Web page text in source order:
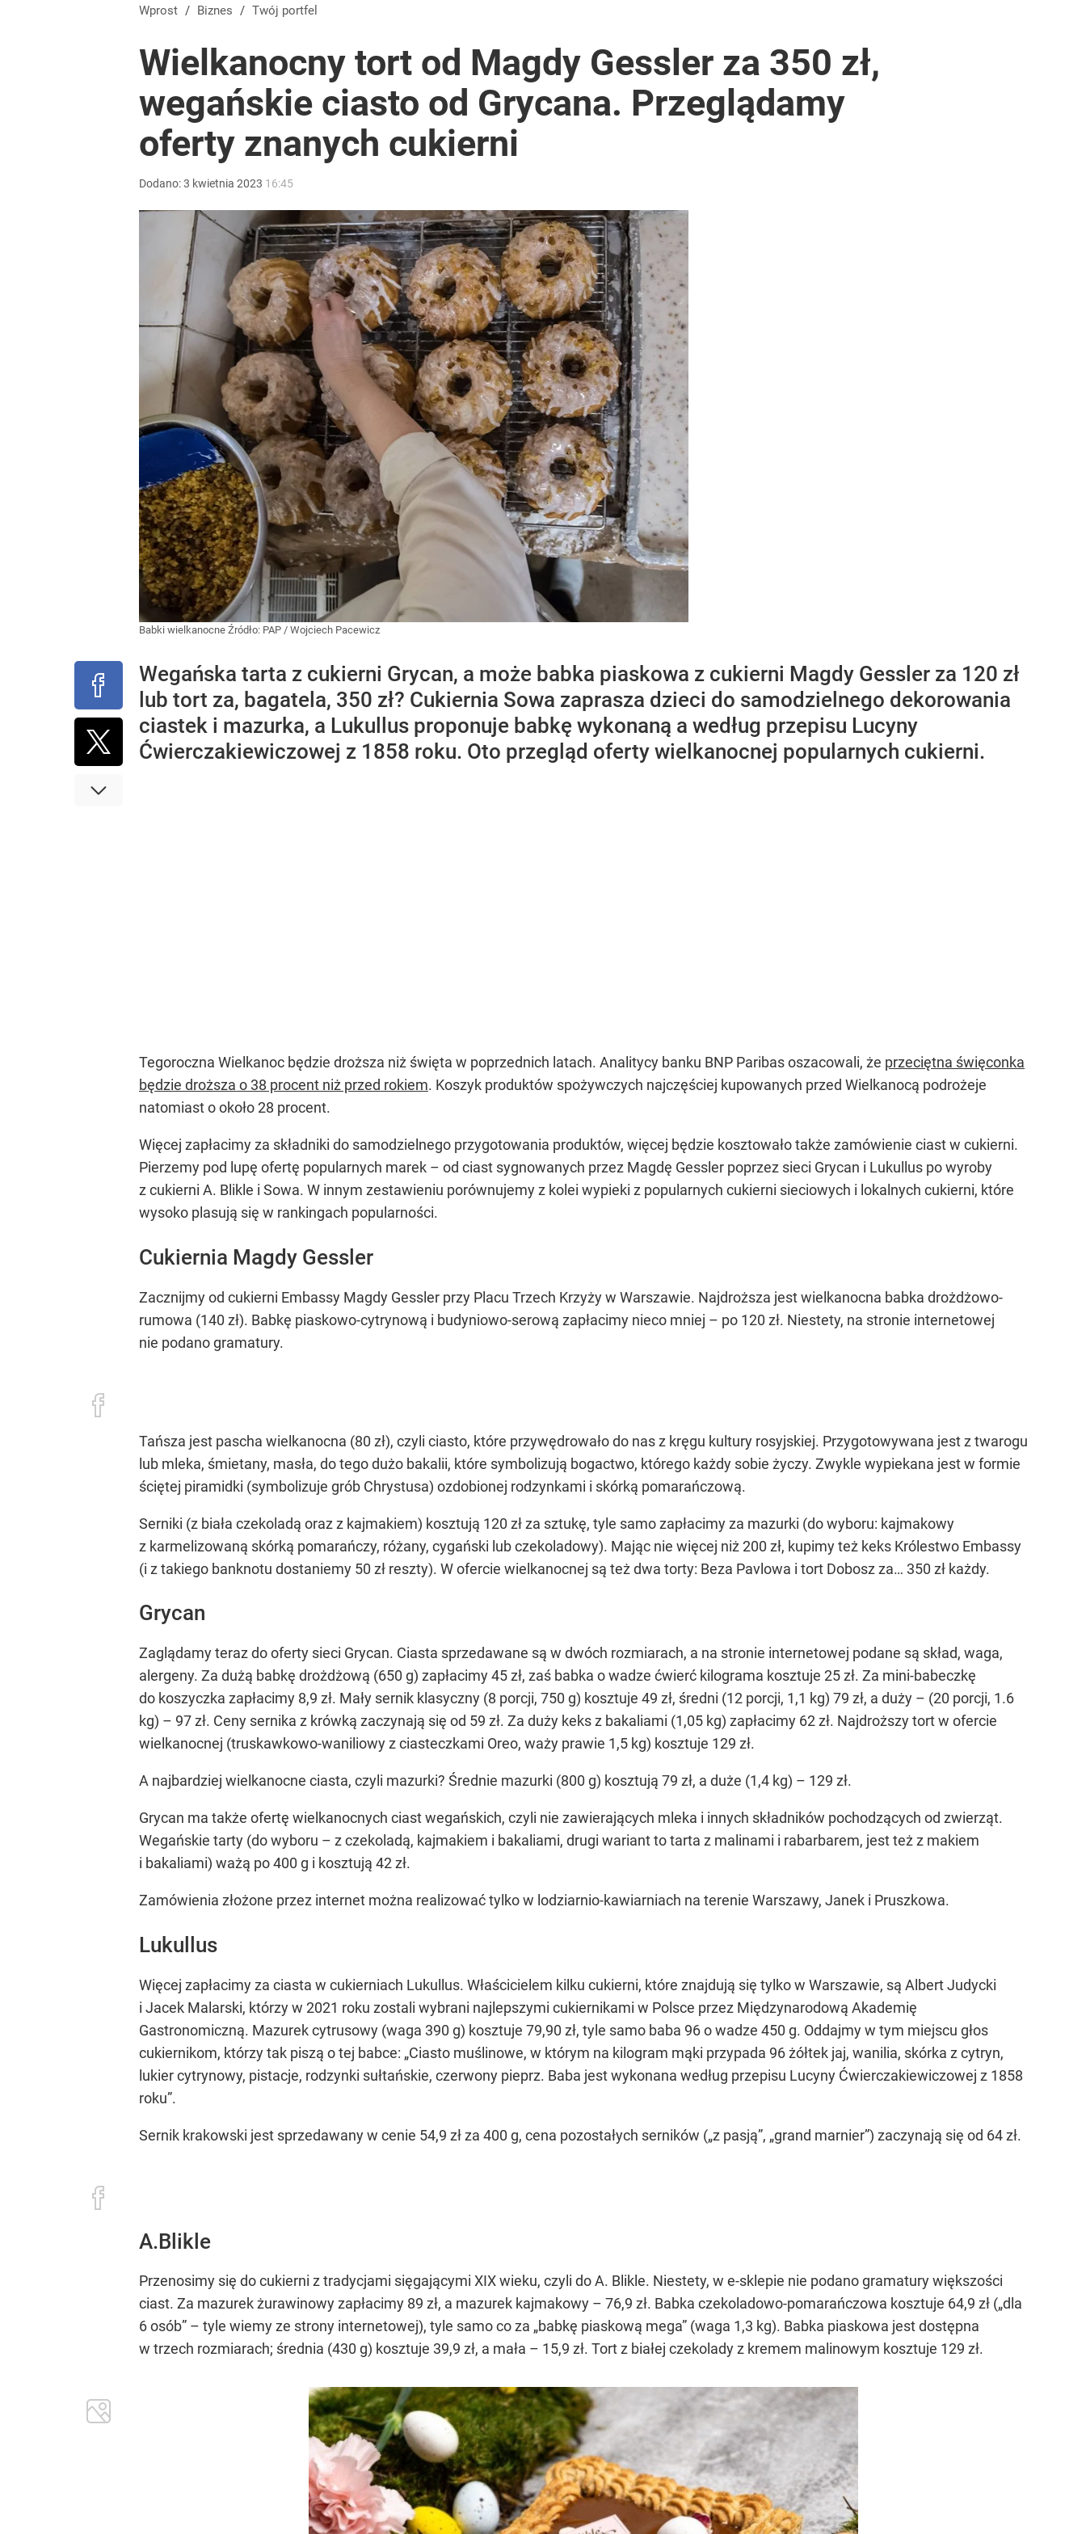
Wprost / Biznes / Twój portfel
Wielkanocny tort od Magdy Gessler za 350 zł,
wegańskie ciasto od Grycana. Przeglądamy
oferty znanych cukierni
Dodano:3 kwietnia 2023 16:45
Babki wielkanocne Źródło: PAP / Wojciech Pacewicz
Wegańska tarta z cukierni Grycan, a może babka piaskowa z cukierni Magdy Gessler za 120 zł
lub tort za, bagatela, 350 zł? Cukiernia Sowa zaprasza dzieci do samodzielnego dekorowania
ciastek i mazurka, a Lukullus proponuje babkę wykonaną a według przepisu Lucyny
Ćwierczakiewiczowej z 1858 roku. Oto przegląd oferty wielkanocnej popularnych cukierni.
Tegoroczna Wielkanoc będzie droższa niż święta w poprzednich latach. Analitycy banku BNP Paribas oszacowali, że przeciętna święconka
będzie droższa o 38 procent niż przed rokiem. Koszyk produktów spożywczych najczęściej kupowanych przed Wielkanocą podrożeje
natomiast o około 28 procent.
Więcej zapłacimy za składniki do samodzielnego przygotowania produktów, więcej będzie kosztowało także zamówienie ciast w cukierni.
Pierzemy pod lupę ofertę popularnych marek – od ciast sygnowanych przez Magdę Gessler poprzez sieci Grycan i Lukullus po wyroby
z cukierni A. Blikle i Sowa. W innym zestawieniu porównujemy z kolei wypieki z popularnych cukierni sieciowych i lokalnych cukierni, które
wysoko plasują się w rankingach popularności.
Cukiernia Magdy Gessler
Zacznijmy od cukierni Embassy Magdy Gessler przy Placu Trzech Krzyży w Warszawie. Najdroższa jest wielkanocna babka drożdżowo-
rumowa (140 zł). Babkę piaskowo-cytrynową i budyniowo-serową zapłacimy nieco mniej – po 120 zł. Niestety, na stronie internetowej
nie podano gramatury.
Tańsza jest pascha wielkanocna (80 zł), czyli ciasto, które przywędrowało do nas z kręgu kultury rosyjskiej. Przygotowywana jest z twarogu
lub mleka, śmietany, masła, do tego dużo bakalii, które symbolizują bogactwo, którego każdy sobie życzy. Zwykle wypiekana jest w formie
ściętej piramidki (symbolizuje grób Chrystusa) ozdobionej rodzynkami i skórką pomarańczową.
Serniki (z biała czekoladą oraz z kajmakiem) kosztują 120 zł za sztukę, tyle samo zapłacimy za mazurki (do wyboru: kajmakowy
z karmelizowaną skórką pomarańczy, różany, cygański lub czekoladowy). Mając nie więcej niż 200 zł, kupimy też keks Królestwo Embassy
(i z takiego banknotu dostaniemy 50 zł reszty). W ofercie wielkanocnej są też dwa torty: Beza Pavlowa i tort Dobosz za… 350 zł każdy.
Grycan
Zaglądamy teraz do oferty sieci Grycan. Ciasta sprzedawane są w dwóch rozmiarach, a na stronie internetowej podane są skład, waga,
alergeny. Za dużą babkę drożdżową (650 g) zapłacimy 45 zł, zaś babka o wadze ćwierć kilograma kosztuje 25 zł. Za mini-babeczkę
do koszyczka zapłacimy 8,9 zł. Mały sernik klasyczny (8 porcji, 750 g) kosztuje 49 zł, średni (12 porcji, 1,1 kg) 79 zł, a duży – (20 porcji, 1.6
kg) – 97 zł. Ceny sernika z krówką zaczynają się od 59 zł. Za duży keks z bakaliami (1,05 kg) zapłacimy 62 zł. Najdroższy tort w ofercie
wielkanocnej (truskawkowo-waniliowy z ciasteczkami Oreo, waży prawie 1,5 kg) kosztuje 129 zł.
A najbardziej wielkanocne ciasta, czyli mazurki? Średnie mazurki (800 g) kosztują 79 zł, a duże (1,4 kg) – 129 zł.
Grycan ma także ofertę wielkanocnych ciast wegańskich, czyli nie zawierających mleka i innych składników pochodzących od zwierząt.
Wegańskie tarty (do wyboru – z czekoladą, kajmakiem i bakaliami, drugi wariant to tarta z malinami i rabarbarem, jest też z makiem
i bakaliami) ważą po 400 g i kosztują 42 zł.
Zamówienia złożone przez internet można realizować tylko w lodziarnio-kawiarniach na terenie Warszawy, Janek i Pruszkowa.
Lukullus
Więcej zapłacimy za ciasta w cukierniach Lukullus. Właścicielem kilku cukierni, które znajdują się tylko w Warszawie, są Albert Judycki
i Jacek Malarski, którzy w 2021 roku zostali wybrani najlepszymi cukiernikami w Polsce przez Międzynarodową Akademię
Gastronomiczną. Mazurek cytrusowy (waga 390 g) kosztuje 79,90 zł, tyle samo baba 96 o wadze 450 g. Oddajmy w tym miejscu głos
cukiernikom, którzy tak piszą o tej babce: „Ciasto muślinowe, w którym na kilogram mąki przypada 96 żółtek jaj, wanilia, skórka z cytryn,
lukier cytrynowy, pistacje, rodzynki sułtańskie, czerwony pieprz. Baba jest wykonana według przepisu Lucyny Ćwierczakiewiczowej z 1858
roku”.
Sernik krakowski jest sprzedawany w cenie 54,9 zł za 400 g, cena pozostałych serników („z pasją”, „grand marnier”) zaczynają się od 64 zł.
A.Blikle
Przenosimy się do cukierni z tradycjami sięgającymi XIX wieku, czyli do A. Blikle. Niestety, w e-sklepie nie podano gramatury większości
ciast. Za mazurek żurawinowy zapłacimy 89 zł, a mazurek kajmakowy – 76,9 zł. Babka czekoladowo-pomarańczowa kosztuje 64,9 zł („dla
6 osób” – tyle wiemy ze strony internetowej), tyle samo co za „babkę piaskową mega” (waga 1,3 kg). Babka piaskowa jest dostępna
w trzech rozmiarach; średnia (430 g) kosztuje 39,9 zł, a mała – 15,9 zł. Tort z białej czekolady z kremem malinowym kosztuje 129 zł.